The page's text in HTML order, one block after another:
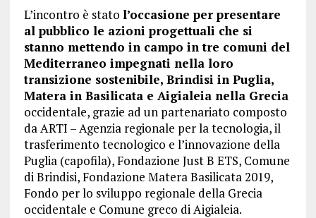
L’incontro è stato l’occasione per presentare
al pubblico le azioni progettuali che si
stanno mettendo in campo in tre comuni del
Mediterraneo impegnati nella loro
transizione sostenibile, Brindisi in Puglia,
Matera in Basilicata e Aigialeia nella Grecia
occidentale, grazie ad un partenariato composto
da ARTI – Agenzia regionale per la tecnologia, il
trasferimento tecnologico e l’innovazione della
Puglia (capofila), Fondazione Just B ETS, Comune
di Brindisi, Fondazione Matera Basilicata 2019,
Fondo per lo sviluppo regionale della Grecia
occidentale e Comune greco di Aigialeia.